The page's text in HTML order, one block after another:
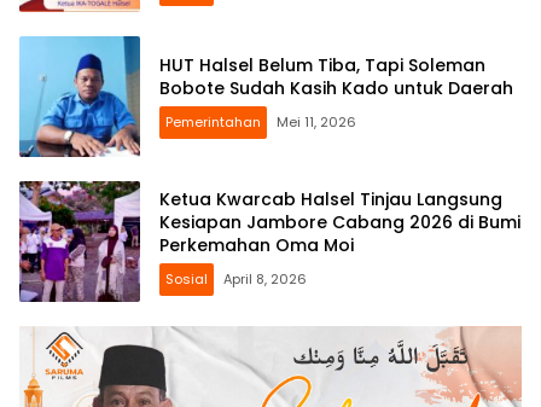
HUT Halsel Belum Tiba, Tapi Soleman
Bobote Sudah Kasih Kado untuk Daerah
Pemerintahan Mei 11, 2026
Ketua Kwarcab Halsel Tinjau Langsung
Kesiapan Jambore Cabang 2026 di Bumi
Perkemahan Oma Moi
Sosial April 8, 2026